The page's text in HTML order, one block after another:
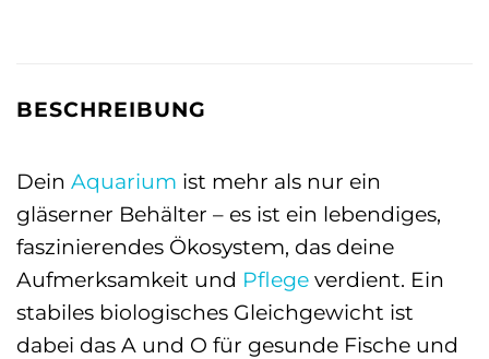
BESCHREIBUNG
Dein Aquarium ist mehr als nur ein
gläserner Behälter – es ist ein lebendiges,
faszinierendes Ökosystem, das deine
Aufmerksamkeit und Pflege verdient. Ein
stabiles biologisches Gleichgewicht ist
dabei das A und O für gesunde Fische und